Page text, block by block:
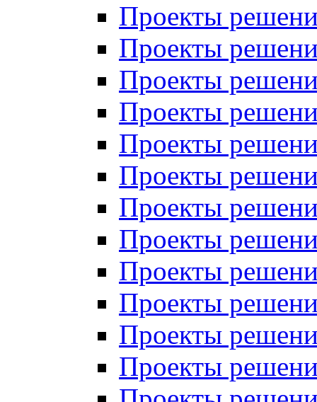
Проекты
Проекты
Проекты
Проекты
Проекты
Проекты
Проекты
Проекты
Проекты
Проекты
Проекты
Проекты